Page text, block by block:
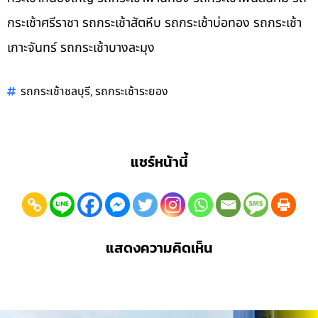
กระเช้าศรีราชา รถกระเช้าสัตหีบ รถกระเช้าบ่อทอง รถกระเช้า
เกาะจันทร์ รถกระเช้าบางละมุง
รถกระเช้าชลบุรี,รถกระเช้าระยอง
แชร์หน้านี้
แสดงความคิดเห็น